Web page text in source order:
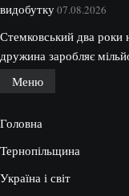
видобутку07.08.2026
Стемковський два роки
дружина заробляє
Меню
Головна
Тернопільщина
Україна і світ